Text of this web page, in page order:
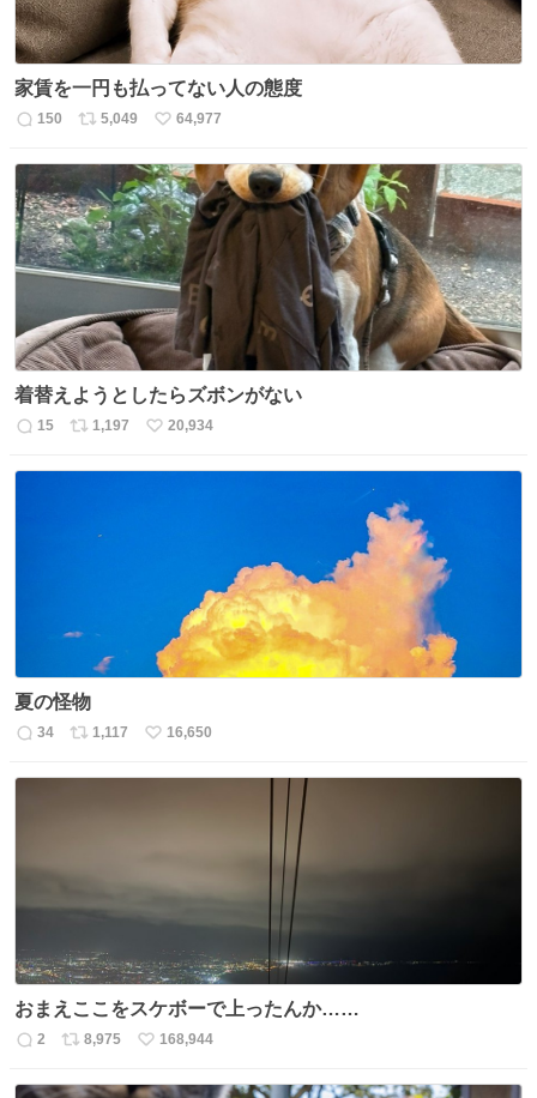
家賃を一円も払ってない人の態度
返
150
リ
ト
数
5,049
い
ね
数
64,977
着替えようとしたらズボンがない
返
15
リ
1,197
い
20,934
夏の怪物
返
34
リ
1,117
い
16,650
おまえここをスケボーで上ったんか……
返
2
リ
8,975
い
168,944